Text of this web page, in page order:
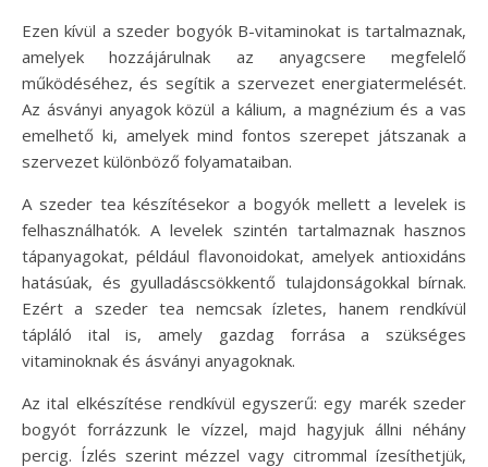
Ezen kívül a szeder bogyók B-vitaminokat is tartalmaznak,
amelyek hozzájárulnak az anyagcsere megfelelő
működéséhez, és segítik a szervezet energiatermelését.
Az ásványi anyagok közül a kálium, a magnézium és a vas
emelhető ki, amelyek mind fontos szerepet játszanak a
szervezet különböző folyamataiban.
A szeder tea készítésekor a bogyók mellett a levelek is
felhasználhatók. A levelek szintén tartalmaznak hasznos
tápanyagokat, például flavonoidokat, amelyek antioxidáns
hatásúak, és gyulladáscsökkentő tulajdonságokkal bírnak.
Ezért a szeder tea nemcsak ízletes, hanem rendkívül
tápláló ital is, amely gazdag forrása a szükséges
vitaminoknak és ásványi anyagoknak.
Az ital elkészítése rendkívül egyszerű: egy marék szeder
bogyót forrázzunk le vízzel, majd hagyjuk állni néhány
percig. Ízlés szerint mézzel vagy citrommal ízesíthetjük,